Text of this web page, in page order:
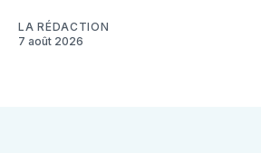
LA RÉDACTION
7 août 2026